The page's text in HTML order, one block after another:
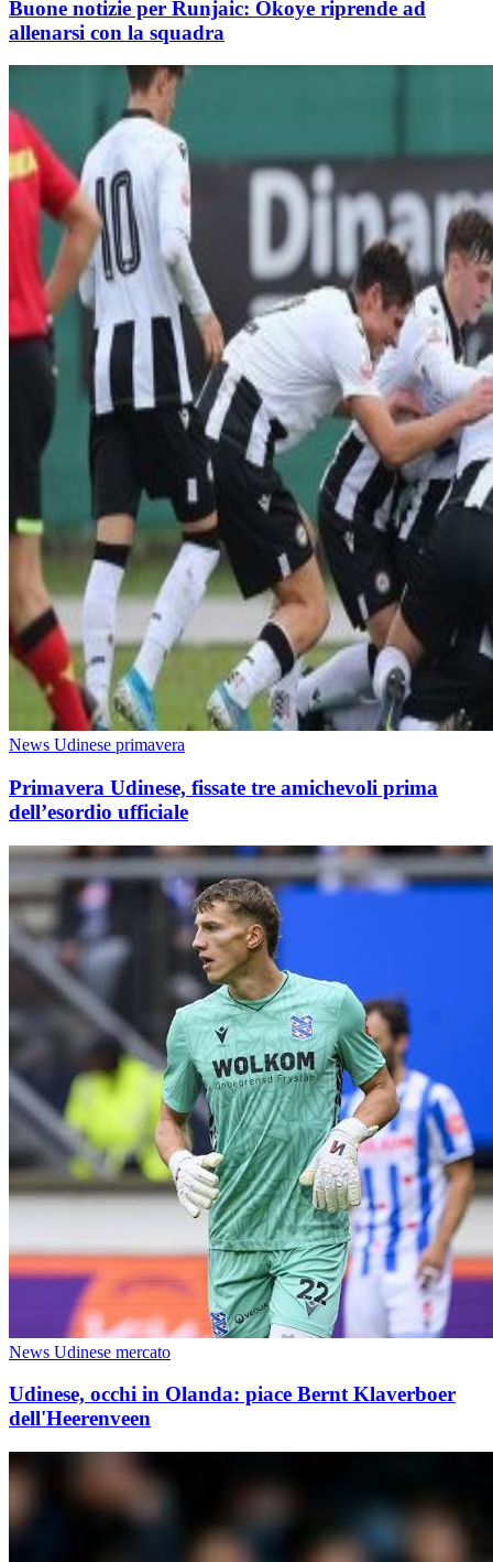
Buone notizie per Runjaic: Okoye riprende ad
allenarsi con la squadra
News Udinese primavera
Primavera Udinese, fissate tre amichevoli prima
dell’esordio ufficiale
News Udinese mercato
Udinese, occhi in Olanda: piace Bernt Klaverboer
dell'Heerenveen